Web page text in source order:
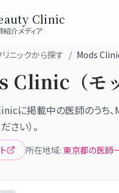
Clinic
紹介メディア
リニックから探す / Mods
Clinic（モ
に掲載中の医師のうち、
さい）。
所在地域: 東京都の医師